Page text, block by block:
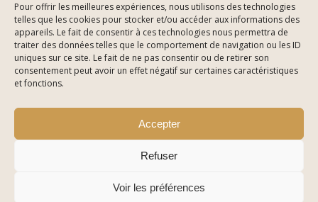
Pour offrir les meilleures expériences, nous utilisons des technologies
telles que les cookies pour stocker et/ou accéder aux informations des
appareils. Le fait de consentir à ces technologies nous permettra de
traiter des données telles que le comportement de navigation ou les ID
uniques sur ce site. Le fait de ne pas consentir ou de retirer son
consentement peut avoir un effet négatif sur certaines caractéristiques
et fonctions.
Accepter
Refuser
Voir les préférences
© All Right Reserved Energie De La Nature
Mentions Légales
Plan du Site